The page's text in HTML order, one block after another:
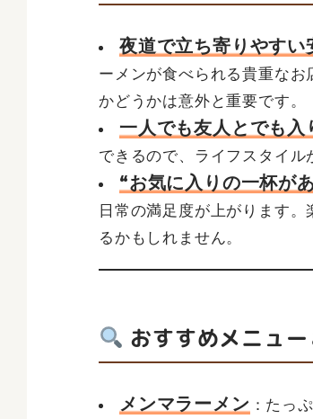
夜道で立ち寄りやすい
ーメンが食べられる貴重な
かどうかは意外と重要です。
一人でも友人とでも入
できるので、ライフスタイル
“お気に入りの一杯が
日常の満足度が上がります
るかもしれません。
おすすめメニュ
メンマラーメン ：たっ